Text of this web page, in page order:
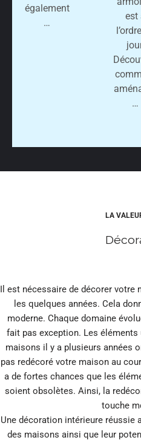
également
…
est
…
LA
Il est nécessaire de décorer
les quelques années. Cela
moderne. Chaque domaine
fait pas exception. Les
maisons il y a plusieurs années
pas redécoré votre maison au
a de fortes chances que les
soient obsolètes. Ainsi, la
touche
Une décoration intérieure réussie
des maisons ainsi que leur